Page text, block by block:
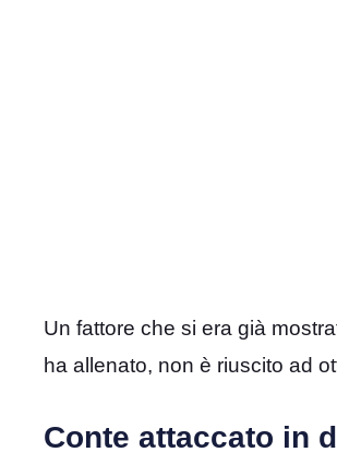
Un fattore che si era già
ha allenato, non è riuscito ad
Conte attaccato in